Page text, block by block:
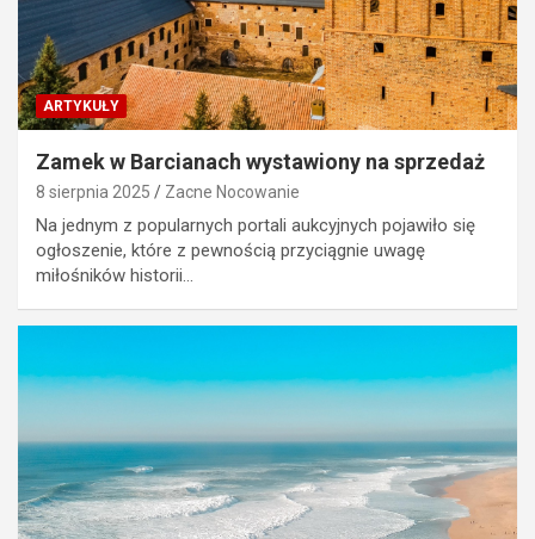
ARTYKUŁY
Zamek w Barcianach wystawiony na sprzedaż
8 sierpnia 2025 Zacne Nocowanie
Na jednym z popularnych portali aukcyjnych pojawiło się
ogłoszenie, które z pewnością przyciągnie uwagę
miłośników historii…